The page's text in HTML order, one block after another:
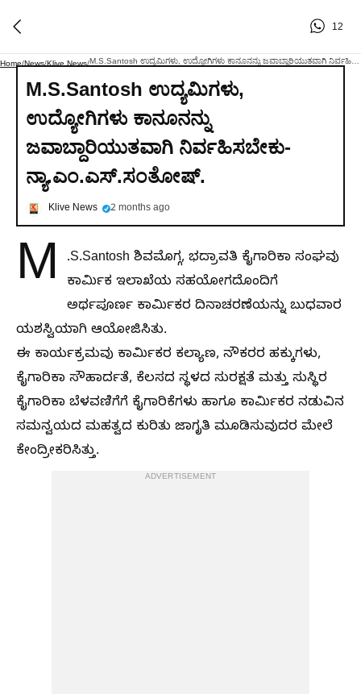
12
Home/News/Klive News/
M.S.Santosh ಉದ್ಯಮಿಗಳು,
ಉದ್ಯೋಗಿಗಳು ಕಾನೂನನ್ನು
ಜವಾಬ್ದಾರಿಯುತವಾಗಿ ನಿರ್ವಹಿಸಬೇಕು-
ನ್ಯಾ.ಎಂ.ಎಸ್.ಸಂತೋಷ್.
Klive News 2 months ago
M
.S.Santosh ಶಿವಮೊಗ್ಗ, ಭದ್ರಾವತಿ ಕೈಗಾರಿಕಾ ಸಂಘವು
ಕಾರ್ಮಿಕ ಇಲಾಖೆಯ ಸಹಯೋಗದೊಂದಿಗೆ
ಅರ್ಥಪೂರ್ಣ ಕಾರ್ಮಿಕರ ದಿನಾಚರಣೆಯನ್ನು ಬುಧವಾರ
ಯಶಸ್ವಿಯಾಗಿ ಆಯೋಜಿಸಿತು.
ಈ ಕಾರ್ಯಕ್ರಮವು ಕಾರ್ಮಿಕರ ಕಲ್ಯಾಣ, ನೌಕರರ ಹಕ್ಕುಗಳು,
ಕೈಗಾರಿಕಾ ಸೌಹಾರ್ದತೆ, ಕೆಲಸದ ಸ್ಥಳದ ಸುರಕ್ಷತೆ ಮತ್ತು ಸುಸ್ಥಿರ
ಕೈಗಾರಿಕಾ ಬೆಳವಣಿಗೆಗೆ ಕೈಗಾರಿಕೆಗಳು ಹಾಗೂ ಕಾರ್ಮಿಕರ ನಡುವಿನ
ಸಮನ್ವಯದ ಮಹತ್ವದ ಕುರಿತು ಜಾಗೃತಿ ಮೂಡಿಸುವುದರ ಮೇಲೆ
ಕೇಂದ್ರೀಕರಿಸಿತ್ತು.
ADVERTISEMENT